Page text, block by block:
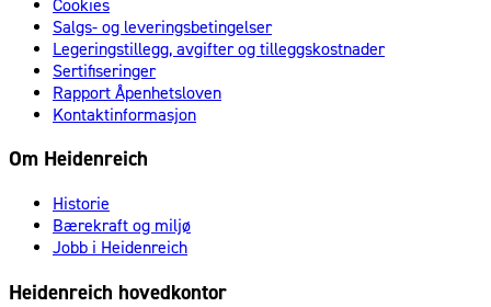
Cookies
Salgs- og leveringsbetingelser
Legeringstillegg, avgifter og tilleggskostnader
Sertifiseringer
Rapport Åpenhetsloven
Kontaktinformasjon
Om Heidenreich
Historie
Bærekraft og miljø
Jobb i Heidenreich
Heidenreich hovedkontor